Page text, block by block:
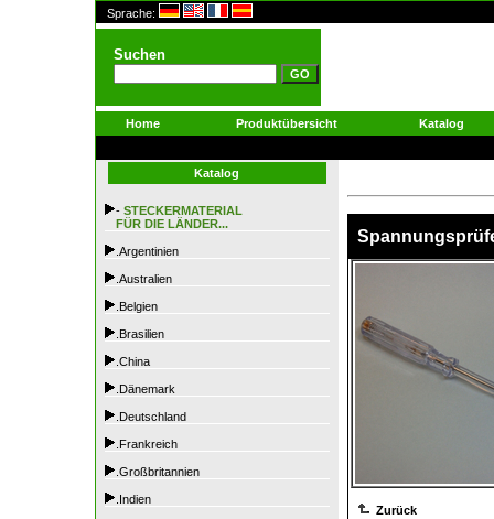
Sprache:
Suchen
Home Produktübersicht Katalog
Katalog
- STECKERMATERIAL
FÜR DIE LÄNDER...
.Argentinien
.Australien
.Belgien
.Brasilien
.China
.Dänemark
.Deutschland
.Frankreich
.Großbritannien
.Indien
Zurück